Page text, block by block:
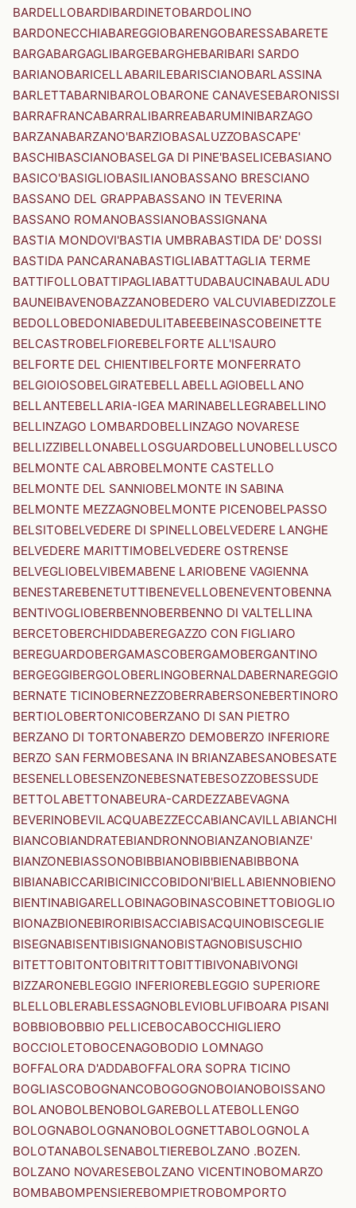
BARDELLOBARDIBARDINETOBARDOLINO
BARDONECCHIABAREGGIOBARENGOBARESSABARETE
BARGABARGAGLIBARGEBARGHEBARIBARI SARDO
BARIANOBARICELLABARILEBARISCIANOBARLASSINA
BARLETTABARNIBAROLOBARONE CANAVESEBARONISSI
BARRAFRANCABARRALIBARREABARUMINIBARZAGO
BARZANABARZANO'BARZIOBASALUZZOBASCAPE'
BASCHIBASCIANOBASELGA DI PINE'BASELICEBASIANO
BASICO'BASIGLIOBASILIANOBASSANO BRESCIANO
BASSANO DEL GRAPPABASSANO IN TEVERINA
BASSANO ROMANOBASSIANOBASSIGNANA
BASTIA MONDOVI'BASTIA UMBRABASTIDA DE' DOSSI
BASTIDA PANCARANABASTIGLIABATTAGLIA TERME
BATTIFOLLOBATTIPAGLIABATTUDABAUCINABAULADU
BAUNEIBAVENOBAZZANOBEDERO VALCUVIABEDIZZOLE
BEDOLLOBEDONIABEDULITABEEBEINASCOBEINETTE
BELCASTROBELFIOREBELFORTE ALL'ISAURO
BELFORTE DEL CHIENTIBELFORTE MONFERRATO
BELGIOIOSOBELGIRATEBELLABELLAGIOBELLANO
BELLANTEBELLARIA-IGEA MARINABELLEGRABELLINO
BELLINZAGO LOMBARDOBELLINZAGO NOVARESE
BELLIZZIBELLONABELLOSGUARDOBELLUNOBELLUSCO
BELMONTE CALABROBELMONTE CASTELLO
BELMONTE DEL SANNIOBELMONTE IN SABINA
BELMONTE MEZZAGNOBELMONTE PICENOBELPASSO
BELSITOBELVEDERE DI SPINELLOBELVEDERE LANGHE
BELVEDERE MARITTIMOBELVEDERE OSTRENSE
BELVEGLIOBELVIBEMABENE LARIOBENE VAGIENNA
BENESTAREBENETUTTIBENEVELLOBENEVENTOBENNA
BENTIVOGLIOBERBENNOBERBENNO DI VALTELLINA
BERCETOBERCHIDDABEREGAZZO CON FIGLIARO
BEREGUARDOBERGAMASCOBERGAMOBERGANTINO
BERGEGGIBERGOLOBERLINGOBERNALDABERNAREGGIO
BERNATE TICINOBERNEZZOBERRABERSONEBERTINORO
BERTIOLOBERTONICOBERZANO DI SAN PIETRO
BERZANO DI TORTONABERZO DEMOBERZO INFERIORE
BERZO SAN FERMOBESANA IN BRIANZABESANOBESATE
BESENELLOBESENZONEBESNATEBESOZZOBESSUDE
BETTOLABETTONABEURA-CARDEZZABEVAGNA
BEVERINOBEVILACQUABEZZECCABIANCAVILLABIANCHI
BIANCOBIANDRATEBIANDRONNOBIANZANOBIANZE'
BIANZONEBIASSONOBIBBIANOBIBBIENABIBBONA
BIBIANABICCARIBICINICCOBIDONI'BIELLABIENNOBIENO
BIENTINABIGARELLOBINAGOBINASCOBINETTOBIOGLIO
BIONAZBIONEBIRORIBISACCIABISACQUINOBISCEGLIE
BISEGNABISENTIBISIGNANOBISTAGNOBISUSCHIO
BITETTOBITONTOBITRITTOBITTIBIVONABIVONGI
BIZZARONEBLEGGIO INFERIOREBLEGGIO SUPERIORE
BLELLOBLERABLESSAGNOBLEVIOBLUFIBOARA PISANI
BOBBIOBOBBIO PELLICEBOCABOCCHIGLIERO
BOCCIOLETOBOCENAGOBODIO LOMNAGO
BOFFALORA D'ADDABOFFALORA SOPRA TICINO
BOGLIASCOBOGNANCOBOGOGNOBOIANOBOISSANO
BOLANOBOLBENOBOLGAREBOLLATEBOLLENGO
BOLOGNABOLOGNANOBOLOGNETTABOLOGNOLA
BOLOTANABOLSENABOLTIEREBOLZANO .BOZEN.
BOLZANO NOVARESEBOLZANO VICENTINOBOMARZO
BOMBABOMPENSIEREBOMPIETROBOMPORTO